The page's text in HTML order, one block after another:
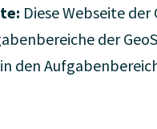
Diese Webseite
der